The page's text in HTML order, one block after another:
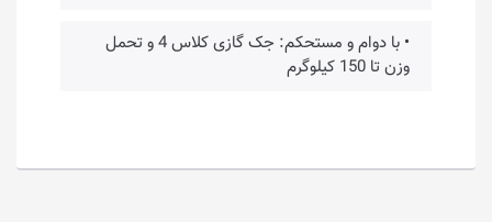
• با دوام و مستحکم: جک گازی کلاس 4 و تحمل
وزن تا 150 کیلوگرم